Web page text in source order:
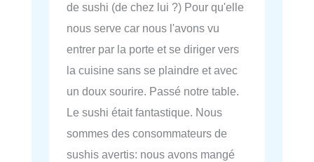
de sushi (de chez lui ?) Pour qu'elle
nous serve car nous l'avons vu
entrer par la porte et se diriger vers
la cuisine sans se plaindre et avec
un doux sourire. Passé notre table.
Le sushi était fantastique. Nous
sommes des consommateurs de
sushis avertis: nous avons mangé